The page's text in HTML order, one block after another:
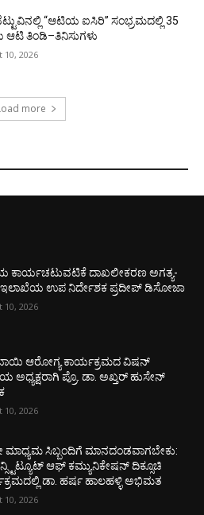
“ಆಟಿಯ ಐಸಿರಿ’’ ಸಂಭ್ರಮದಲ್ಲಿ 35
ತಿಂಡಿ–ತಿನಿಸುಗಳು
10, 2026
more
ಕಾರ್ಯಚಟುವಟಿಕೆ ದಾಖಲೀಕರಣ ಅಗತ್ಯ-
ಇಲಾಖೆಯ ಉಪ ನಿರ್ದೇಶಕ ಪ್ರದೀಪ್ ಡಿಸೋಜಾ
10, 2026
ಬಾಯಿ ಆರೋಗ್ಯ ಕಾರ್ಯಕ್ರಮದ ವಿಷನ್
ಅಧ್ಯಕ್ಷರಾಗಿ ಪ್ರೊ. ಡಾ. ಅಖ್ತರ್ ಹುಸೇನ್
10, 2026
ಮಾಧ್ಯಮ ಸಿಬ್ಬಂದಿಗೆ ಮಾನದಂಡವಾಗಬೇಕು:
ಆಫ್ ಕಮ್ಯುನಿಕೇಷನ್ ದಿಕ್ಸೂಚಿ
ಡಾ. ಹರ್ಷ ಹಾಲಹಳ್ಳಿ ಅಭಿಮತ
10, 2026